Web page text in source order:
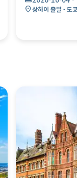
location_on상하이 출발 - 도쿄